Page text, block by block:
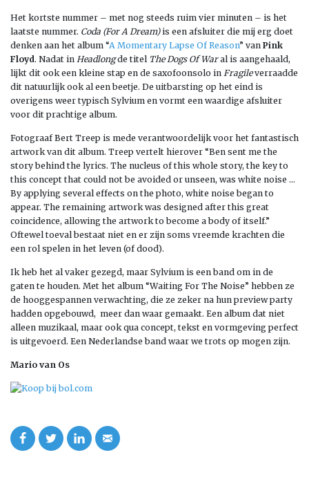
Het kortste nummer – met nog steeds ruim vier minuten – is het
laatste nummer. Coda (For A Dream)is een afsluiter die mij erg doet
denken aan het album “A Momentary Lapse Of Reason” van Pink
Floyd . Nadat in Headlongde titel The Dogs Of Waral is aangehaald,
lijkt dit ook een kleine stap en de saxofoonsolo in Fragileverraadde
dit natuurlijk ook al een beetje. De uitbarsting op het eind is
overigens weer typisch Sylvium en vormt een waardige afsluiter
voor dit prachtige album.
Fotograaf Bert Treep is mede verantwoordelijk voor het fantastisch
artwork van dit album. Treep vertelt hierover “Ben sent me the
story behind the lyrics. The nucleus of this whole story, the key to
this concept that could not be avoided or unseen, was white noise …
By applying several effects on the photo, white noise began to
appear. The remaining artwork was designed after this great
coincidence, allowing the artwork to become a body of itself.”
Oftewel toeval bestaat niet en er zijn soms vreemde krachten die
een rol spelen in het leven (of dood).
Ik heb het al vaker gezegd, maar Sylvium is een band om in de
gaten te houden. Met het album “Waiting For The Noise” hebben ze
de hooggespannen verwachting, die ze zeker na hun preview party
hadden opgebouwd, meer dan waar gemaakt. Een album dat niet
alleen muzikaal, maar ook qua concept, tekst en vormgeving perfect
is uitgevoerd. Een Nederlandse band waar we trots op mogen zijn.
Mario van Os